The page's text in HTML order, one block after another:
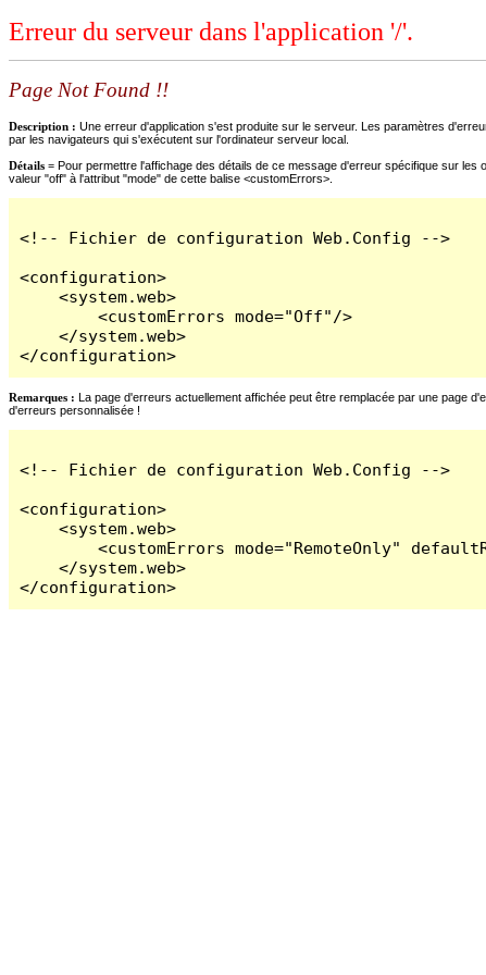
Erreur du serveur dans l'application '/'.
Page Not Found !!
Description : Une erreur d'application s'est produite sur le serveur. Les paramètres
par les navigateurs qui s'exécutent sur l'ordinateur serveur local.
Détails = Pour permettre l'affichage des détails de ce message d'erreur spécifique sur
valeur "off" à l'attribut "mode" de cette balise <customErrors>.
<!-- Fichier de configuration Web.Config -->
<configuration>
    <system.web>
        <customErrors mode="Off"/>
    </system.web>
</configuration>
Remarques : La page d'erreurs actuellement affichée peut être remplacée par une page
d'erreurs personnalisée !
<!-- Fichier de configuration Web.Config -->
<configuration>
    <system.web>
<customErrors mode="RemoteOnly"
    </system.web>
</configuration>